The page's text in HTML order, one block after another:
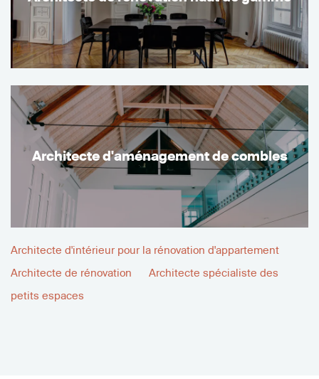
Architecte d'aménagement de combles
Architecte d'intérieur pour la rénovation d'appartement
Architecte de rénovation
Architecte spécialiste des
petits espaces